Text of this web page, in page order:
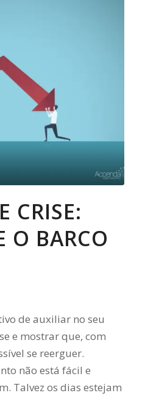
CRISE:
O BARCO
de auxiliar no seu
e mostrar que, com
se reerguer.
não está fácil e
Talvez os dias estejam